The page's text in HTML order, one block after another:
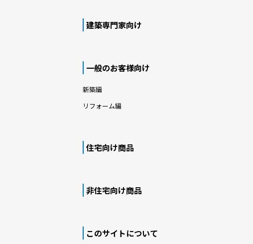
建築専門家向け
一般のお客様向け
新築編
リフォーム編
住宅向け商品
非住宅向け商品
このサイトについて